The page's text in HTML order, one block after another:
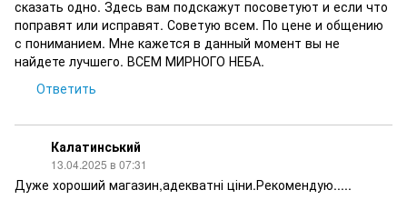
сказать одно. Здесь вам подскажут посоветуют и если что
поправят или исправят. Советую всем. По цене и общению
с пониманием. Мне кажется в данный момент вы не
найдете лучшего. ВСЕМ МИРНОГО НЕБА.
Ответить
Калатинський
13.04.2025 в 07:31
Дуже хороший магазин,адекватні ціни.Рекомендую.....